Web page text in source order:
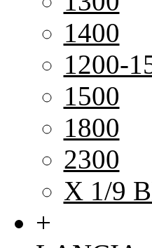
1400
1200-
1500
1800
2300
X 1/9
+